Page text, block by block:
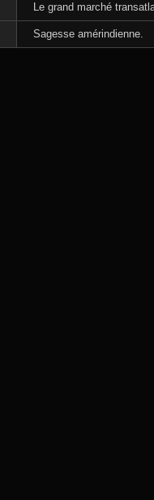
Le grand marché
Sagesse amérindienne.